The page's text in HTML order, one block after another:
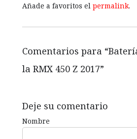
Añade a favoritos el permalink.
Comentarios para “
la RMX 450 Z 2017”
Deje su comentario
Nombre